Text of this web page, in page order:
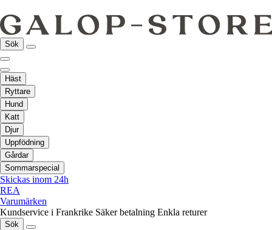
Sök
Häst
Ryttare
Hund
Katt
Djur
Uppfödning
Gårdar
Sommarspecial
Skickas inom 24h
REA
Varumärken
Kundservice i Frankrike Säker betalning Enkla returer
Sök